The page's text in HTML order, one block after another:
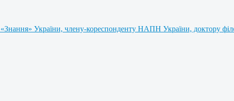
України, члену-кореспонденту НАПН України, доктору